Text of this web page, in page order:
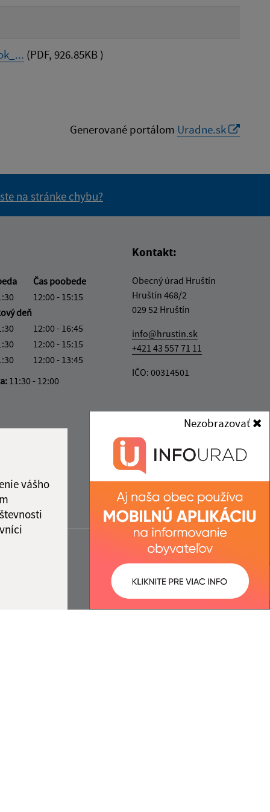
vášho
Nezobrazovať
(PDF, 926.85KB )
Generované portálom Uradne.sk
na stránke chybu?
Čas poobede
12:00 - 15:15
deň
12:00 - 16:45
12:00 - 15:15
12:00 - 13:45
11:30 - 12:00
Kontakt:
Obecný úrad Hruštín
Hruštín 468/2
029 52 Hruštín
info@hrustin.sk
+421 43 557 71 11
IČO: 00314501